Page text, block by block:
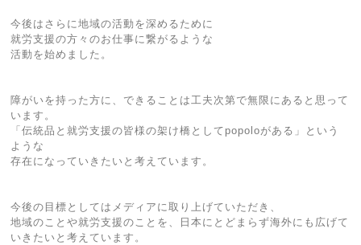
今後はさらに地域の活動を深めるために
就労支援の方々のお仕事に繋がるような
活動を始めました。
障がいを持った方に、できることは工夫次第で無限にあると思って
います。
「伝統品と就労支援の皆様の架け橋としてpopoloがある」という
ような
存在になっていきたいと考えています。
今後の目標としてはメディアに取り上げていただき、
地域のことや就労支援のことを、日本にとどまらず海外にも広げて
いきたいと考えています。